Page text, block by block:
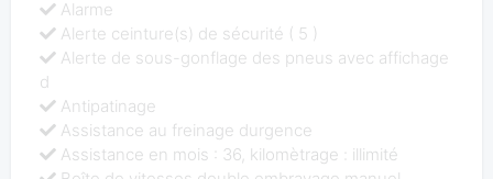
Alarme
Alerte ceinture(s) de sécurité ( 5 )
Alerte de sous-gonflage des pneus avec affichage
d
Antipatinage
Assistance au freinage durgence
Assistance en mois : 36, kilomètrage : illimité